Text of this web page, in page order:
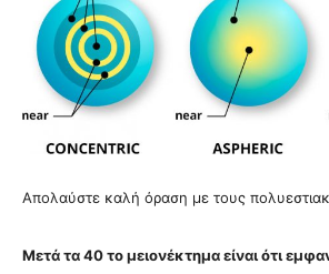
Απολαύστε καλή όραση με τους
Μετά τα 40 το μειονέκτημα είναι ότι